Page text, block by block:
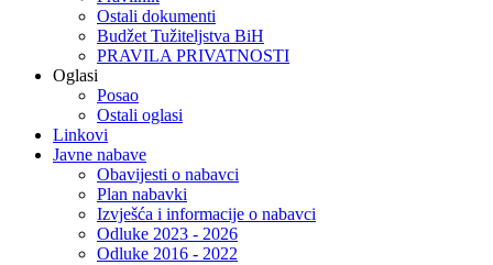
Ostali dokumenti
Budžet Tužiteljstva BiH
PRAVILA PRIVATNOSTI
Oglasi
Posao
Ostali oglasi
Linkovi
Javne nabave
Obavijesti o nabavci
Plan nabavki
Izvješća i informacije o nabavci
Odluke 2023 - 2026
Odluke 2016 - 2022